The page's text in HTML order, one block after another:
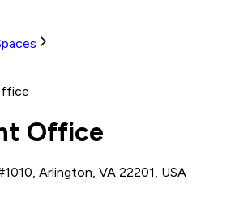
Office
Arlington, VA 22201, USA